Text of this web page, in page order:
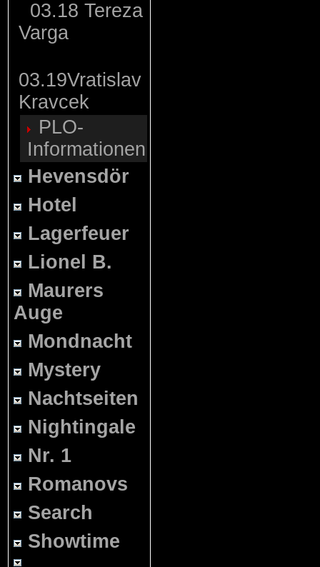
03.18 Tereza
Varga
03.19Vratislav
Kravcek
PLO-
Informationen
Hevensdör
Hotel
Lagerfeuer
Lionel B.
Maurers
Auge
Mondnacht
Mystery
Nachtseiten
Nightingale
Nr. 1
Romanovs
Search
Showtime